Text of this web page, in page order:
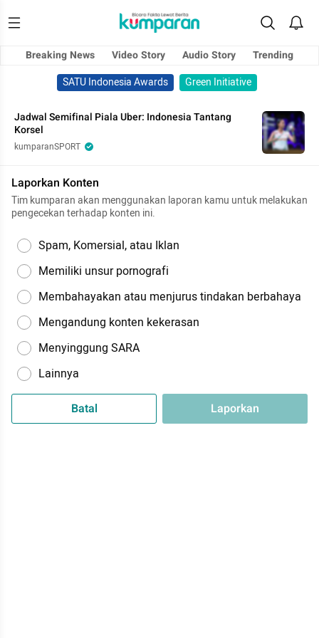
Breaking News Video Story Audio Story
Trending
SATU Indonesia Awards
Green Initiative
Jadwal Semifinal Piala Uber: Indonesia Tantang
Korsel
kumparanSPORT
Laporkan Konten
Tim kumparan akan menggunakan laporan kamu untuk melakukan
pengecekan terhadap konten ini.
Spam, Komersial, atau Iklan
Memiliki unsur pornografi
Membahayakan atau menjurus tindakan berbahaya
Mengandung konten kekerasan
Menyinggung SARA
Lainnya
Batal Laporkan